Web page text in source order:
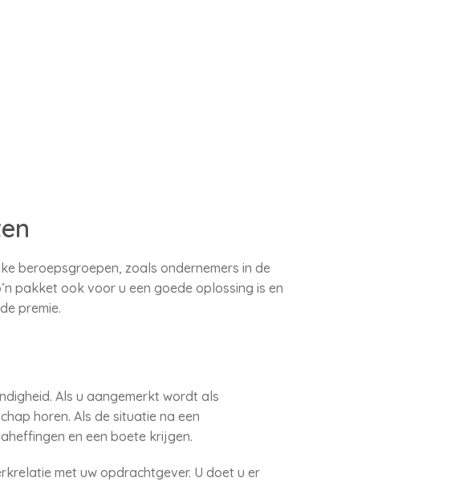
beroepsgroepen, zoals ondernemers in de
pakket ook voor u een goede oplossing is en
premie.
Als u aangemerkt wordt als
horen. Als de situatie na een
en een boete krijgen.
met uw opdrachtgever. U doet u er